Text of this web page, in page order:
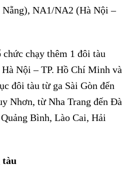
NA1/NA2 (Hà Nội –
chức chạy thêm 1 đôi tàu
Nội – TP. Hồ Chí Minh và
đôi tàu từ ga Sài Gòn đến
Nhơn, từ Nha Trang đến Đà
Bình, Lào Cai, Hải
tàu